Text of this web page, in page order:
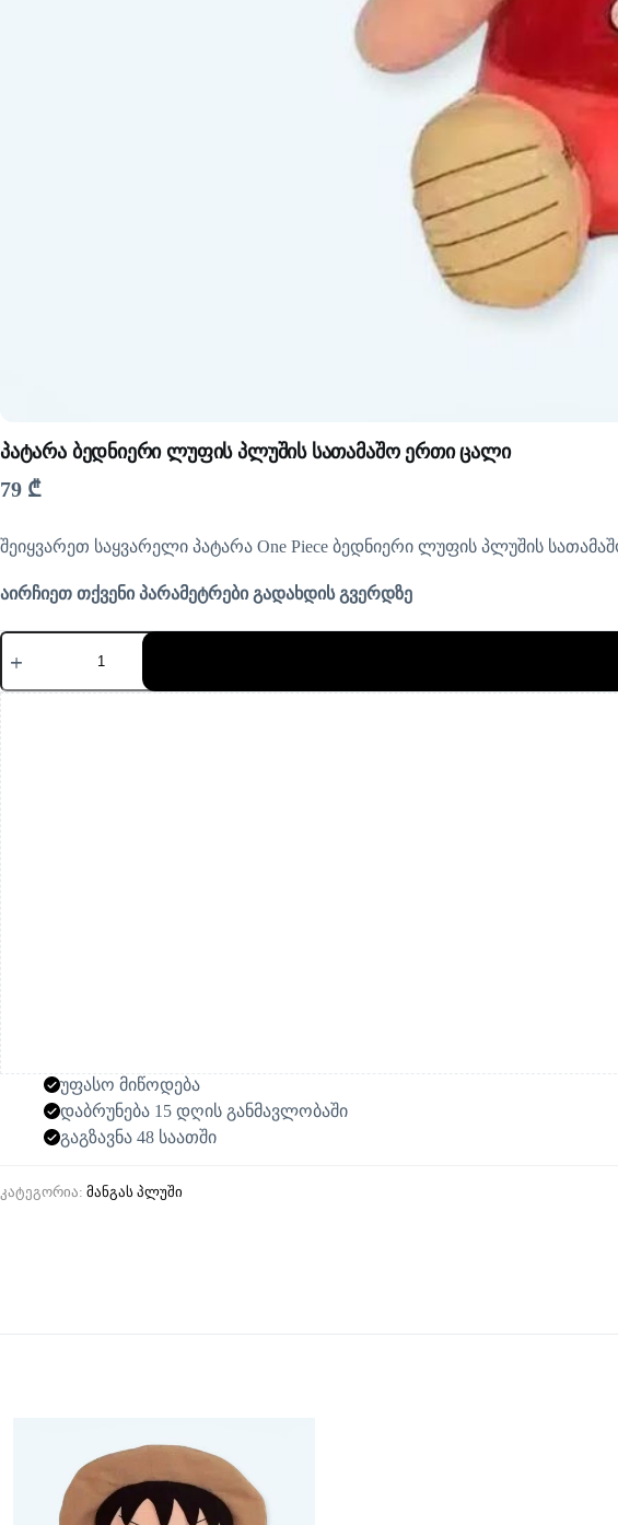
პატარა ბედნიერი ლუფის პლუშის სათამაშო ერთი ცალი
79 ₾
შეიყვარეთ საყვარელი პატარა One Piece ბედნიერი ლუფის პლუშის
აირჩიეთ თქვენი პარამეტრები გადახდის გვერდზე
რაოდენობა:
პატარა
ლუფის
პლუშის
სათამაშო
ერთი
ცალი
უფასო მიწოდება
დაბრუნება 15 დღის განმავლობაში
გაგზავნა 48 საათში
კატეგორია: მანგას პლუში